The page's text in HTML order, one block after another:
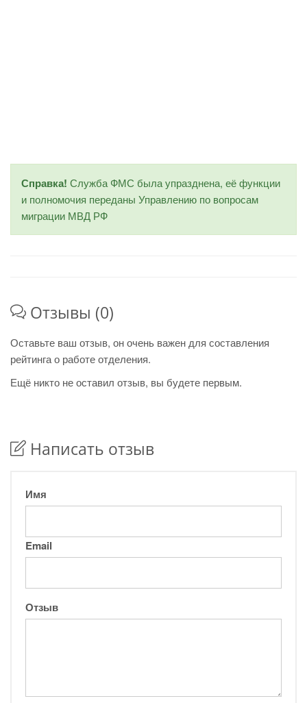
Справка! Служба ФМС была упразднена, её функции
и полномочия переданы Управлению по вопросам
миграции МВД РФ
Отзывы (0)
Оставьте ваш отзыв, он очень важен для составления
рейтинга о работе отделения.
Ещё никто не оставил отзыв, вы будете первым.
Написать отзыв
Имя
Email
Отзыв